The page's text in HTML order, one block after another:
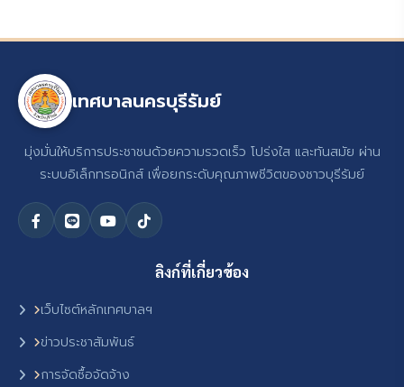
เทศบาลนครบุรีรัมย์
มุ่งมั่นให้บริการประชาชนด้วยความรวดเร็ว โปร่งใส และทันสมัย ผ่าน
ระบบอิเล็กทรอนิกส์ เพื่อยกระดับคุณภาพชีวิตของชาวบุรีรัมย์
ลิงก์ที่เกี่ยวข้อง
เว็บไซต์หลักเทศบาลฯ
ข่าวประชาสัมพันธ์
การจัดซื้อจัดจ้าง